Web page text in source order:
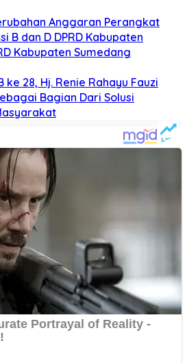
Anggaran Perangkat
B dan D DPRD Kabupaten
Kabupaten Sumedang
ke 28, Hj. Renie Rahayu Fauzi
Bagian Dari Solusi